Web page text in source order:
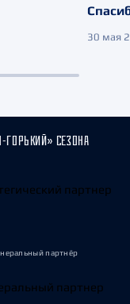
30 мая
ГОРЬКИЙ» СЕЗОНА
партнёр